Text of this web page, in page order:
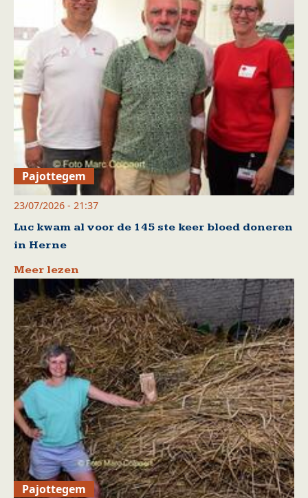
Pajottegem
23/07/2026 - 21:37
Luc kwam al voor de 145 ste keer bloed doneren
in Herne
Meer lezen
Pajottegem